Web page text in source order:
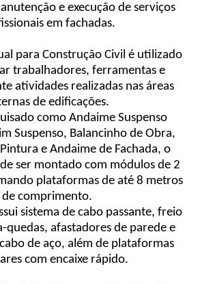
e execução de serviços
em fachadas.
para Construção Civil é utilizado
trabalhadores, ferramentas e
atividades realizadas nas áreas
de edificações.
como Andaime Suspenso
Suspenso, Balancinho de Obra,
e Andaime de Fachada, o
ser montado com módulos de 2
plataformas de até 8 metros
de comprimento.
sistema de cabo passante, freio
quedas, afastadores de parede e
de aço, além de plataformas
com encaixe rápido.